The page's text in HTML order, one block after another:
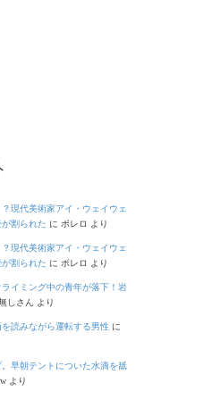
現代美術家アイ・ウェイウェ
割られた に ボレロ より
現代美術家アイ・ウェイウェ
割られた に ボレロ より
イミング中の青年が落下！岩
しさん より
読みながら運転する男性に
早朝テントについた水滴を舐
より